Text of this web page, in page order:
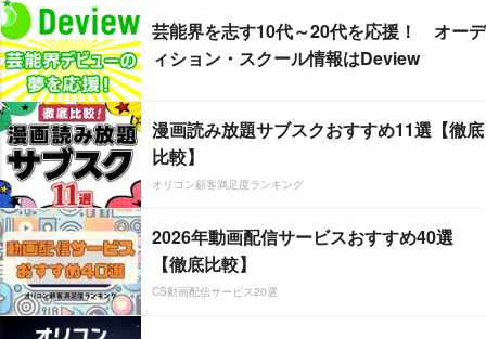
芸能界を志す10代～20代を応援！ オーデ
ィション・スクール情報はDeview
漫画読み放題サブスクおすすめ11選【徹底
比較】
オリコン顧客満足度ランキング
2026年動画配信サービスおすすめ40選
【徹底比較】
CS動画配信サービス20選